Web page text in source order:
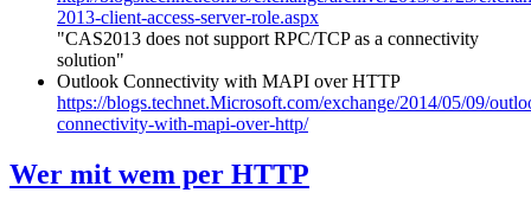
2013-client-access-server-role.aspx
"CAS2013 does not support RPC/TCP as a connectivity
solution"
Outlook Connectivity with MAPI over HTTP
https://blogs.technet.Microsoft.com/exchange/2014/05/09/
connectivity-with-mapi-over-http/
Wer mit wem per HTTP